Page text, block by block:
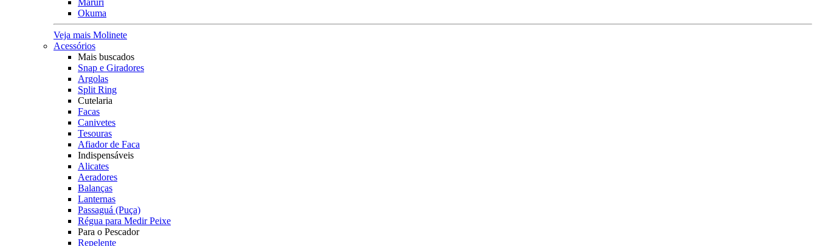
Maruri
Okuma
Veja mais Molinete
Acessórios
Mais buscados
Snap e Giradores
Argolas
Split Ring
Cutelaria
Facas
Canivetes
Tesouras
Afiador de Faca
Indispensáveis
Alicates
Aeradores
Balanças
Lanternas
Passaguá (Puça)
Régua para Medir Peixe
Para o Pescador
Repelente